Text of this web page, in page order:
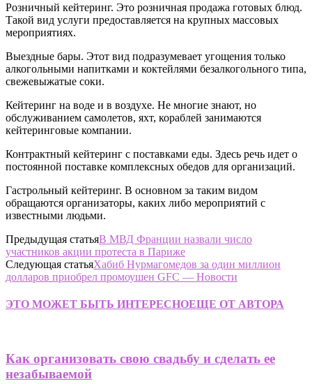
Розничный кейтеринг. Это розничная продажа готовых блюд.
Такой вид услуги предоставляется на крупных массовых
мероприятиях.
Выездные бары. Этот вид подразумевает угощения только
алкогольными напитками и коктейлями безалкогольного типа,
свежевыжатые соки.
Кейтеринг на воде и в воздухе. Не многие знают, но
обслуживанием самолетов, яхт, кораблей занимаются
кейтеринговые компании.
Контрактный кейтеринг с поставками еды. Здесь речь идет о
постоянной поставке комплексных обедов для организаций.
Гастрольный кейтеринг. В основном за таким видом
обращаются организаторы, каких либо мероприятий с
известными людьми.
Предыдущая статьяВ МВД Франции назвали число
участников акции протеста в Париже
Следующая статьяХабиб Нурмагомедов за один миллион
долларов приобрел промоушен GFC — Новости
ЭТО МОЖЕТ БЫТЬ ИНТЕРЕСНОЕЩЕ ОТ АВТОРА
Как организовать свою свадьбу и сделать ее
незабываемой